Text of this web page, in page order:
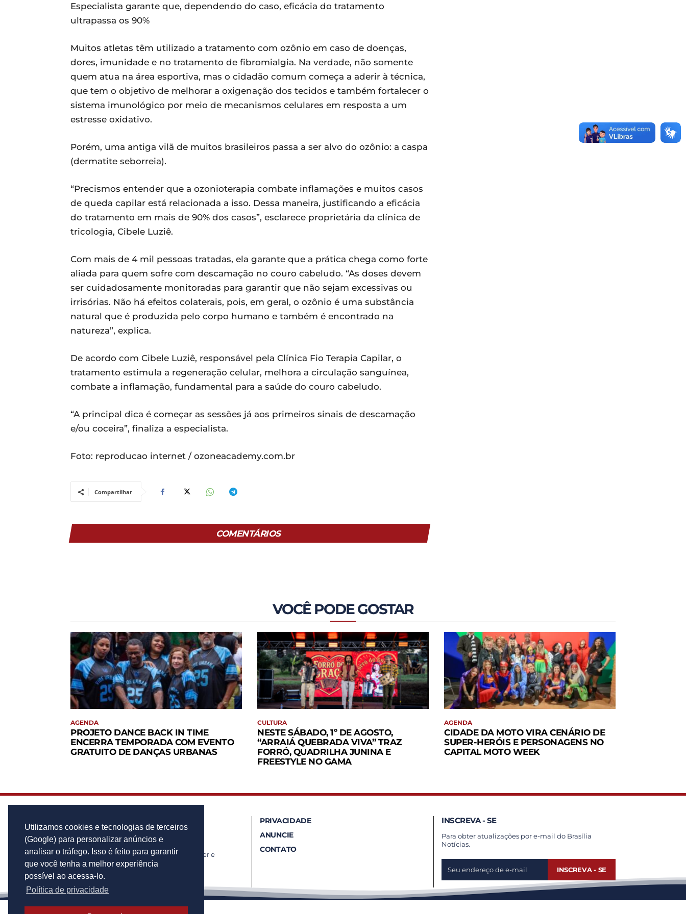
Utilizamos cookies e tecnologias de terceiros
(Google) para personalizar anúncios e
analisar o tráfego. Isso é feito para garantir
que você tenha a melhor experiência
possível ao acessa-lo.
Política de privacidade
Especialista garante que, dependendo do caso, eficácia do tratamento
ultrapassa os 90%
Muitos atletas têm utilizado a tratamento com ozônio em caso de doenças,
dores, imunidade e no tratamento de fibromialgia. Na verdade, não somente
quem atua na área esportiva, mas o cidadão comum começa a aderir à técnica,
que tem o objetivo de melhorar a oxigenação dos tecidos e também fortalecer o
sistema imunológico por meio de mecanismos celulares em resposta a um
estresse oxidativo.
Porém, uma antiga vilã de muitos brasileiros passa a ser alvo do ozônio: a caspa
(dermatite seborreia).
“Precismos entender que a ozonioterapia combate inflamações e muitos casos
de queda capilar está relacionada a isso. Dessa maneira, justificando a eficácia
do tratamento em mais de 90% dos casos”, esclarece proprietária da clínica de
tricologia, Cibele Luziê.
Com mais de 4 mil pessoas tratadas, ela garante que a prática chega como forte
aliada para quem sofre com descamação no couro cabeludo. “As doses devem
ser cuidadosamente monitoradas para garantir que não sejam excessivas ou
irrisórias. Não há efeitos colaterais, pois, em geral, o ozônio é uma substância
natural que é produzida pelo corpo humano e também é encontrado na
natureza”, explica.
De acordo com Cibele Luziê, responsável pela Clínica Fio Terapia Capilar, o
tratamento estimula a regeneração celular, melhora a circulação sanguínea,
combate a inflamação, fundamental para a saúde do couro cabeludo.
“A principal dica é começar as sessões já aos primeiros sinais de descamação
e/ou coceira”, finaliza a especialista.
Foto: reproducao internet / ozoneacademy.com.br
Compartilhar
COMENTÁRIOS
VOCÊ PODE GOSTAR
AGENDA
PROJETO DANCE BACK IN TIME
ENCERRA TEMPORADA COM EVENTO
GRATUITO DE DANÇAS URBANAS
CULTURA
NESTE SÁBADO, 1º DE AGOSTO,
“ARRAIÁ QUEBRADA VIVA” TRAZ
FORRÓ, QUADRILHA JUNINA E
FREESTYLE NO GAMA
AGENDA
CIDADE DA MOTO VIRA CENÁRIO DE
SUPER-HERÓIS E PERSONAGENS NO
CAPITAL MOTO WEEK
Notícias de cidades, politica, cultura, lazer e
muito mais!
PRIVACIDADE
ANUNCIE
CONTATO
INSCREVA - SE
Para obter atualizações por e-mail do Brasília
Notícias.
INSCREVA - SE